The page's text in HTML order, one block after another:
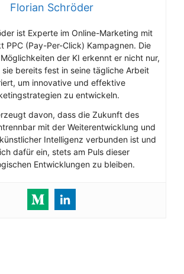
Florian Schröder
ist Experte im Online-Marketing mit
PPC (Pay-Per-Click) Kampagnen. Die
der KI erkennt er nicht nur,
sie bereits fest in seine tägliche Arbeit
um innovative und effektive
zu entwickeln.
davon, dass die Zukunft des
mit der Weiterentwicklung und
Intelligenz verbunden ist und
dafür ein, stets am Puls dieser
Entwicklungen zu bleiben.